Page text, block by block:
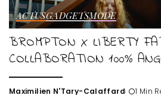
ACTUSGADGETSMODE
BROMPTON X LIBERTY
COLLABORATION 100%
Maximilien N'Tary-Calaffard 1 Min